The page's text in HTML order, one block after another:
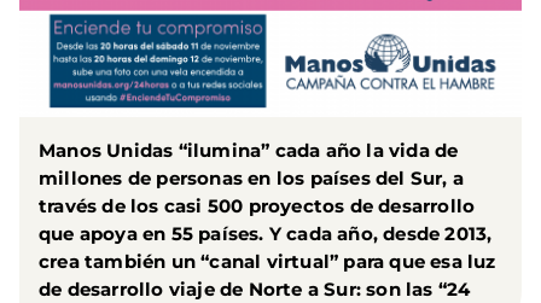
Manos Unidas “ilumina” cada año la vida de
millones de personas en los países del Sur, a
través de los casi 500 proyectos de desarrollo
que apoya en 55 países. Y cada año, desde 2013,
crea también un “canal virtual” para que esa luz
de desarrollo viaje de Norte a Sur: son las “24